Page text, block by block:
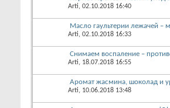
Arti, 02.10.2018 16:40
Масло гаультерии лежачей –
Arti, 02.10.2018 16:33
Снимаем воспаление –
Arti, 18.07.2018 16:55
Аромат жасмина, шоколад и
Arti, 10.06.2018 13:48